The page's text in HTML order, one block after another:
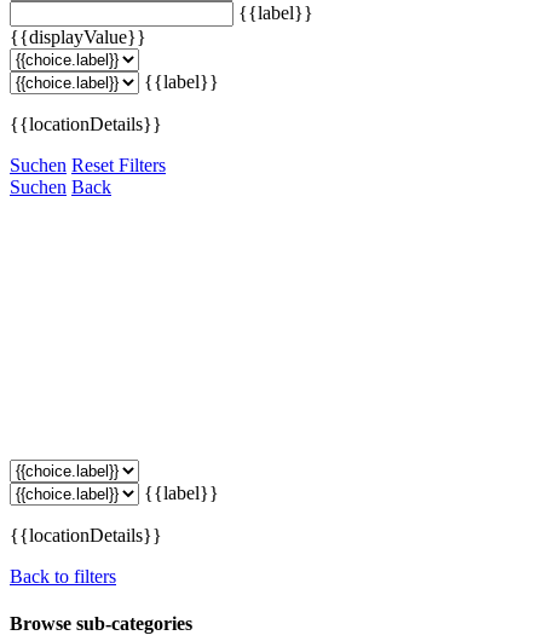
{{label}}
{{displayValue}}
{{label}}
{{locationDetails}}
Suchen Reset Filters
Suchen Back
{{label}}
{{locationDetails}}
Back to filters
Browse sub-categories